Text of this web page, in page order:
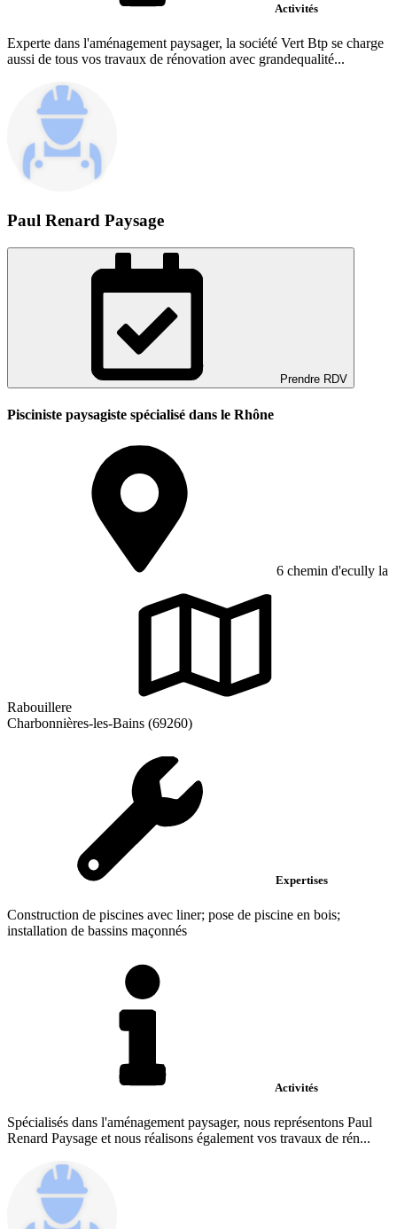
Activités
Experte dans l'aménagement paysager, la société Vert Btp se charge
aussi de tous vos travaux de rénovation avec grandequalité...
Paul Renard Paysage
Prendre RDV
Pisciniste paysagiste spécialisé dans le Rhône
6 chemin d'ecully la
Rabouillere
Charbonnières-les-Bains (69260)
Expertises
Construction de piscines avec liner; pose de piscine en bois;
installation de bassins maçonnés
Activités
Spécialisés dans l'aménagement paysager, nous représentons Paul
Renard Paysage et nous réalisons également vos travaux de rén...